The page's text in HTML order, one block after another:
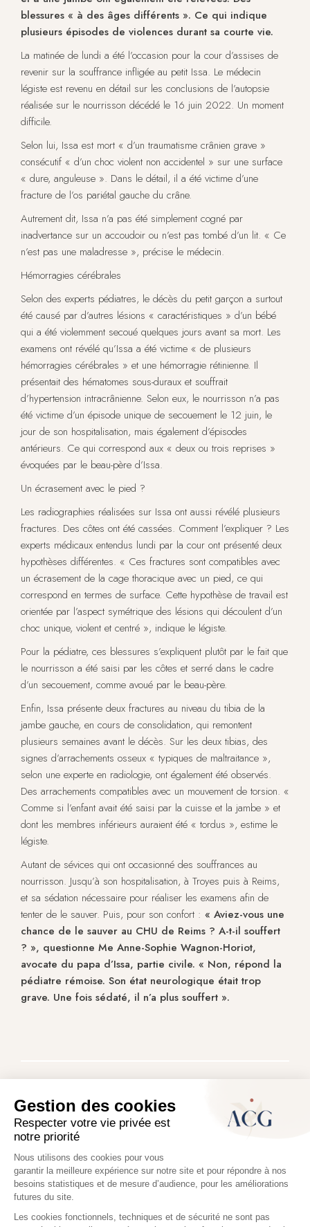
blessures « à des âges différents ». Ce qui indique
plusieurs épisodes de violences durant sa courte vie.
La matinée de lundi a été l’occasion pour la cour d’assises de
revenir sur la souffrance infligée au petit Issa. Le médecin
légiste est revenu en détail sur les conclusions de l’autopsie
réalisée sur le nourrisson décédé le 16 juin 2022. Un moment
difficile.
Selon lui, Issa est mort « d’un traumatisme crânien grave »
consécutif « d’un choc violent non accidentel » sur une surface
« dure, anguleuse ». Dans le détail, il a été victime d’une
fracture de l’os pariétal gauche du crâne.
Autrement dit, Issa n’a pas été simplement cogné par
inadvertance sur un accoudoir ou n’est pas tombé d’un lit. « Ce
n’est pas une maladresse », précise le médecin.
Hémorragies cérébrales
Selon des experts pédiatres, le décès du petit garçon a surtout
été causé par d’autres lésions « caractéristiques » d’un bébé
qui a été violemment secoué quelques jours avant sa mort. Les
examens ont révélé qu’Issa a été victime « de plusieurs
hémorragies cérébrales » et une hémorragie rétinienne. Il
présentait des hématomes sous-duraux et souffrait
d’hypertension intracrânienne. Selon eux, le nourrisson n’a pas
été victime d’un épisode unique de secouement le 12 juin, le
jour de son hospitalisation, mais également d’épisodes
antérieurs. Ce qui correspond aux « deux ou trois reprises »
évoquées par le beau-père d’Issa.
Un écrasement avec le pied ?
Les radiographies réalisées sur Issa ont aussi révélé plusieurs
fractures. Des côtes ont été cassées. Comment l’expliquer ? Les
experts médicaux entendus lundi par la cour ont présenté deux
hypothèses différentes. « Ces fractures sont compatibles avec
un écrasement de la cage thoracique avec un pied, ce qui
correspond en termes de surface. Cette hypothèse de travail est
orientée par l’aspect symétrique des lésions qui découlent d’un
choc unique, violent et centré », indique le légiste.
Pour la pédiatre, ces blessures s’expliquent plutôt par le fait que
le nourrisson a été saisi par les côtes et serré dans le cadre
d’un secouement, comme avoué par le beau-père.
Enfin, Issa présente deux fractures au niveau du tibia de la
jambe gauche, en cours de consolidation, qui remontent
plusieurs semaines avant le décès. Sur les deux tibias, des
signes d’arrachements osseux « typiques de maltraitance »,
selon une experte en radiologie, ont également été observés.
Des arrachements compatibles avec un mouvement de torsion. «
Comme si l’enfant avait été saisi par la cuisse et la jambe » et
dont les membres inférieurs auraient été « tordus », estime le
légiste.
Autant de sévices qui ont occasionné des souffrances au
nourrisson. Jusqu’à son hospitalisation, à Troyes puis à Reims,
et sa sédation nécessaire pour réaliser les examens afin de
tenter de le sauver. Puis, pour son confort : « Aviez-vous une
chance de le sauver au CHU de Reims ? A-t-il souffert
? », questionne Me Anne-Sophie Wagnon-Horiot,
avocate du papa d’Issa, partie civile. « Non, répond la
pédiatre rémoise. Son état neurologique était trop
grave. Une fois sédaté, il n’a plus souffert ».
Anne-Sophie WAGNON HORIOT
Avocat associé